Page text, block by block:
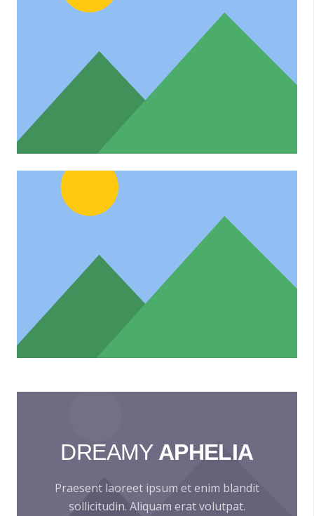
DREAMY APHELIA
Praesent laoreet ipsum et enim blandit
sollicitudin. Aliquam erat volutpat.